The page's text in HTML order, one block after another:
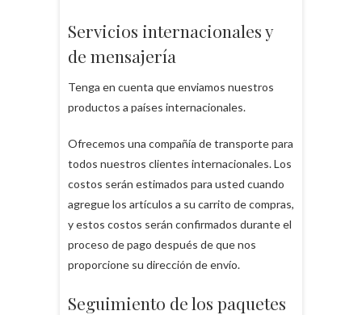
Servicios internacionales y
de mensajería
Tenga en cuenta que enviamos nuestros
productos a países internacionales.
Ofrecemos una compañía de transporte para
todos nuestros clientes internacionales. Los
costos serán estimados para usted cuando
agregue los artículos a su carrito de compras,
y estos costos serán confirmados durante el
proceso de pago después de que nos
proporcione su dirección de envío.
Seguimiento de los paquetes